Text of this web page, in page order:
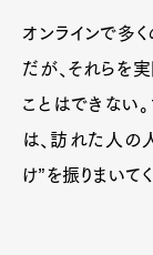
オンラインで多
だが、それらを
ことはできない
は、訪れた人の
け”を振りまいて